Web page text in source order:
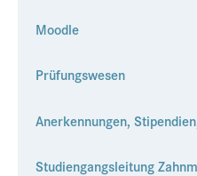
Moodle
Prüfungswesen
Anerkennungen,
Studiengangsleitung